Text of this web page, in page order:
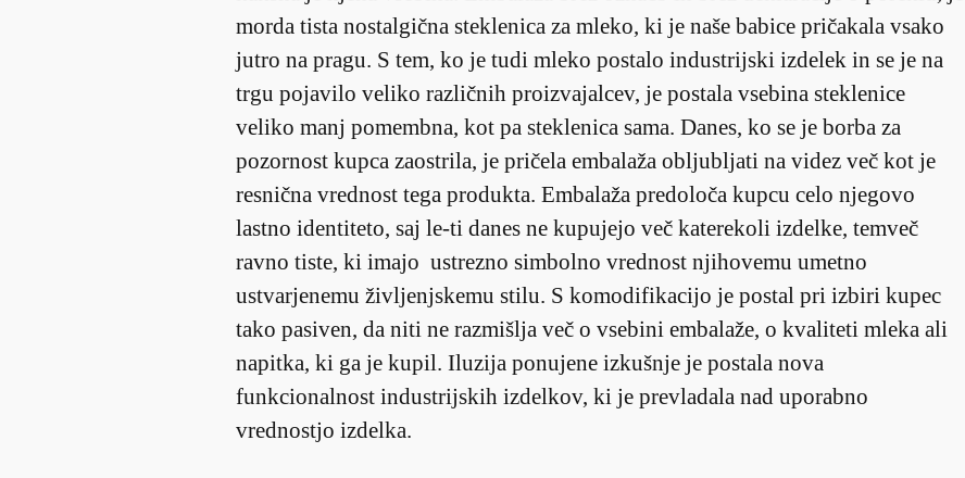
morda tista nostalgična steklenica za mleko, ki je naše babice pričakala vsako
jutro na pragu. S tem, ko je tudi mleko postalo industrijski izdelek in se je na
trgu pojavilo veliko različnih proizvajalcev, je postala vsebina steklenice
veliko manj pomembna, kot pa steklenica sama. Danes, ko se je borba za
pozornost kupca zaostrila, je pričela embalaža obljubljati na videz več kot je
resnična vrednost tega produkta. Embalaža predoloča kupcu celo njegovo
lastno identiteto, saj le-ti danes ne kupujejo več katerekoli izdelke, temveč
ravno tiste, ki imajo ustrezno simbolno vrednost njihovemu umetno
ustvarjenemu življenjskemu stilu. S komodifikacijo je postal pri izbiri kupec
tako pasiven, da niti ne razmišlja več o vsebini embalaže, o kvaliteti mleka ali
napitka, ki ga je kupil. Iluzija ponujene izkušnje je postala nova
funkcionalnost industrijskih izdelkov, ki je prevladala nad uporabno
vrednostjo izdelka.